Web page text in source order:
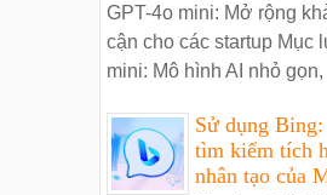
GPT-4o mini: Mở rộng
cận cho các startup Mục
mini: Mô hình AI nhỏ gọn,
Sử dụng
tìm kiếm tích
nhân tạo của